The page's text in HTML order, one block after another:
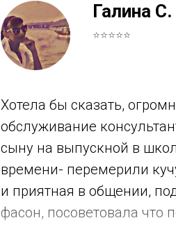
Галина С.
⭐⭐⭐⭐⭐
Хотела бы сказать,
обслуживание
сыну на выпускной в
времени- перемерили
и приятная в общении,
фасон, посоветовала что